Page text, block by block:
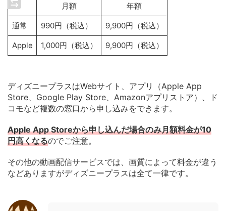
月額 年額
通常 990円（税込） 9,900円（税込）
Apple 1,000円（税込） 9,900円（税込）
ディズニープラスはWebサイト、アプリ（Apple App
Store、Google Play Store、Amazonアプリストア）、ド
コモなど複数の窓口から申し込みをできます。
Apple App Storeから申し込んだ場合のみ月額料金が10
円高くなるのでご注意。
その他の動画配信サービスでは、画質によって料金が違う
などありますがディズニープラスは全て一律です。